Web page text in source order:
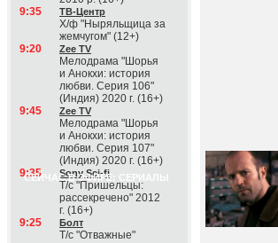
9:35
ТВ-Центр
Х/ф "Ныряльщица за
жемчугом" (12+)
9:20
Zee TV
Мелодрама "Шорья
и Анокхи: история
любви. Серия 106"
(Индия) 2020 г. (16+)
9:45
Zee TV
Мелодрама "Шорья
и Анокхи: история
любви. Серия 107"
(Индия) 2020 г. (16+)
СЕЙЧАС В ЭФИРЕ: СЕРИАЛЫ
9:35 Sony Sci-fi
Т/с "Пришельцы:
рассекречено" 2012
г. (16+)
9:25
Болт
Т/с "Отважные"